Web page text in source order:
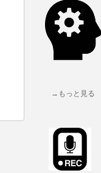
→もっと見る